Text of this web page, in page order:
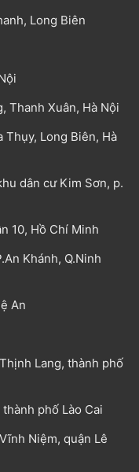
Long Biên
Thanh Xuân, Hà Nội
Thụy, Long Biên, Hà
dân cư Kim Sơn, p.
10, Hồ Chí Minh
Khánh, Q.Ninh
An
Lang, thành phố
phố Lào Cai
Niệm, quận Lê